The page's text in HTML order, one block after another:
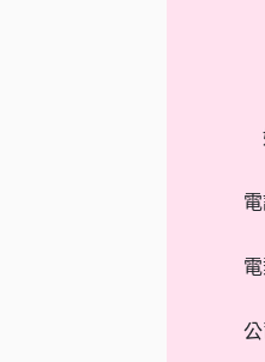
公